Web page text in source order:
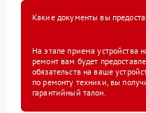
Какие документы вы
На этапе приема устройства
ремонт вам будет
обязательств на ваше
по ремонту техники, вы
гарантийный талон.